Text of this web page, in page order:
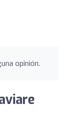
opinión.